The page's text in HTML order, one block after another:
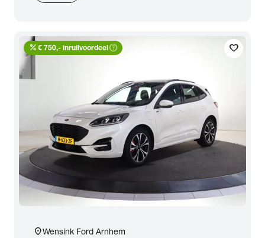
favorite
percent € 750,- inruilvoordeelhelp_outline
location_onWensink Ford Arnhem